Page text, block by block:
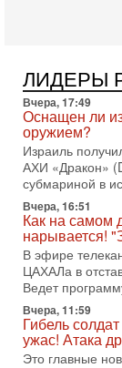
Тайны
молчат Трамп
Недавний
Нетаньяху в
оставили
31-07-2026, 15:18
Иран готовит
хочет
В эфире
по вопросам
31-07-2026, 09:02
Битва за
31/07/2026
Сегодня
достижении
разоружении
ЛИДЕРЫ
Вчера, 17:49
Оснащен ли
оружием?
Израиль
АХИ «Дракон»
субмариной в
Вчера, 16:51
Как на самом
нарывается!
В эфире
ЦАХАЛа в
Ведет
Вчера, 11:59
Гибель
ужас! Атака
Это главные